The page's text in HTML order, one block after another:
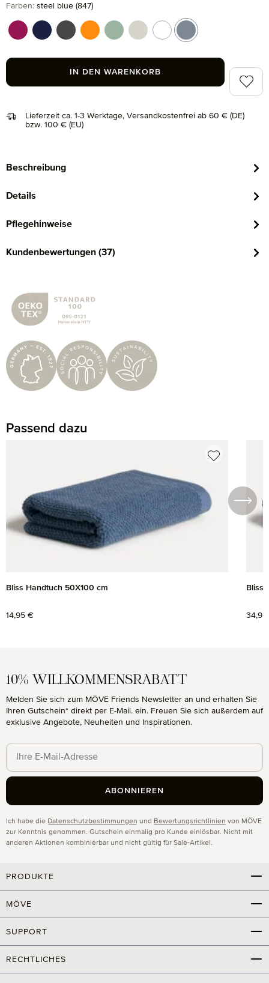
Lieferzeit ca. 1-3 Werktage, Versandkostenfrei ab 60 € (DE)
bzw. 100 € (EU)
Farbenauswählen
: steel blue (847)
berry (266)deep sea (596)
graphite (843)
orange (106)reed green (651)
silver grey (823)
snow (001)steel blue (847)
IN DEN WARENKORB Zum
Beschreibung
Details
Pflegehinweise
Kundenbewertungen (37)
Passend dazu
Bliss Handtuch 50X100 cm
Regulärer Preis:
14,95 €
Bliss
10% WILLKOMMENSRABATT
Melden Sie sich zum MÖVE Friends Newsletter an und erhalten Sie
Ihren Gutschein* direkt per E-Mail. ein. Freuen Sie sich außerdem auf
exklusive Angebote, Neuheiten und Inspirationen.
Ich habe die Datenschutzbestimmungen und Bewertungsrichtlinien von MÖVE
zur Kenntnis genommen. Gutschein einmalig pro Kunde einlösbar. Nicht mit
anderen Aktionen kombinierbar und nicht gültig für Sale-Artikel.
ABONNIEREN
PRODUKTE
MÖVE
SUPPORT
RECHTLICHES